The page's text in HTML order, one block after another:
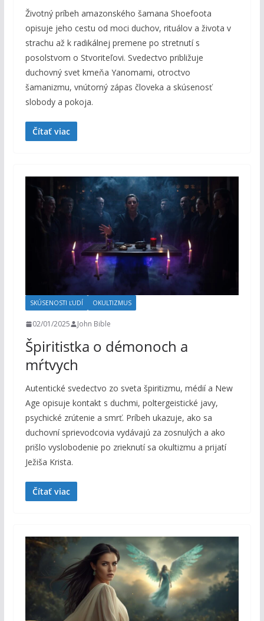
Životný príbeh amazonského šamana Shoefoota
opisuje jeho cestu od moci duchov, rituálov a života v
strachu až k radikálnej premene po stretnutí s
posolstvom o Stvoriteľovi. Svedectvo približuje
duchovný svet kmeňa Yanomami, otroctvo
šamanizmu, vnútorný zápas človeka a skúsenosť
slobody a pokoja.
Čítať viac
SKÚSENOSTI ĽUDÍ OKULTIZMUS
02/01/2025 John Bible
Špiritistka o démonoch a
mŕtvych
Autentické svedectvo zo sveta špiritizmu, médií a New
Age opisuje kontakt s duchmi, poltergeistické javy,
psychické zrútenie a smrť. Príbeh ukazuje, ako sa
duchovní sprievodcovia vydávajú za zosnulých a ako
prišlo vyslobodenie po zrieknutí sa okultizmu a prijatí
Ježiša Krista.
Čítať viac